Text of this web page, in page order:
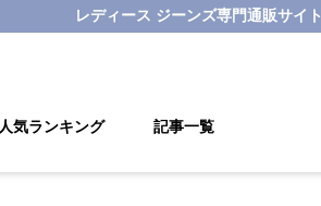
レディース ジーンズ専門通販サイト
人気ランキング 記事一覧